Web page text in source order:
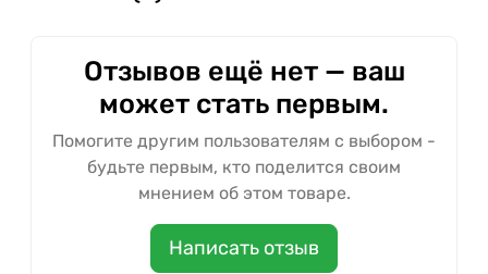
Отзывов ещё нет — ваш
может стать первым.
Помогите другим пользователям с выбором -
будьте первым, кто поделится своим
мнением об этом товаре.
Написать отзыв